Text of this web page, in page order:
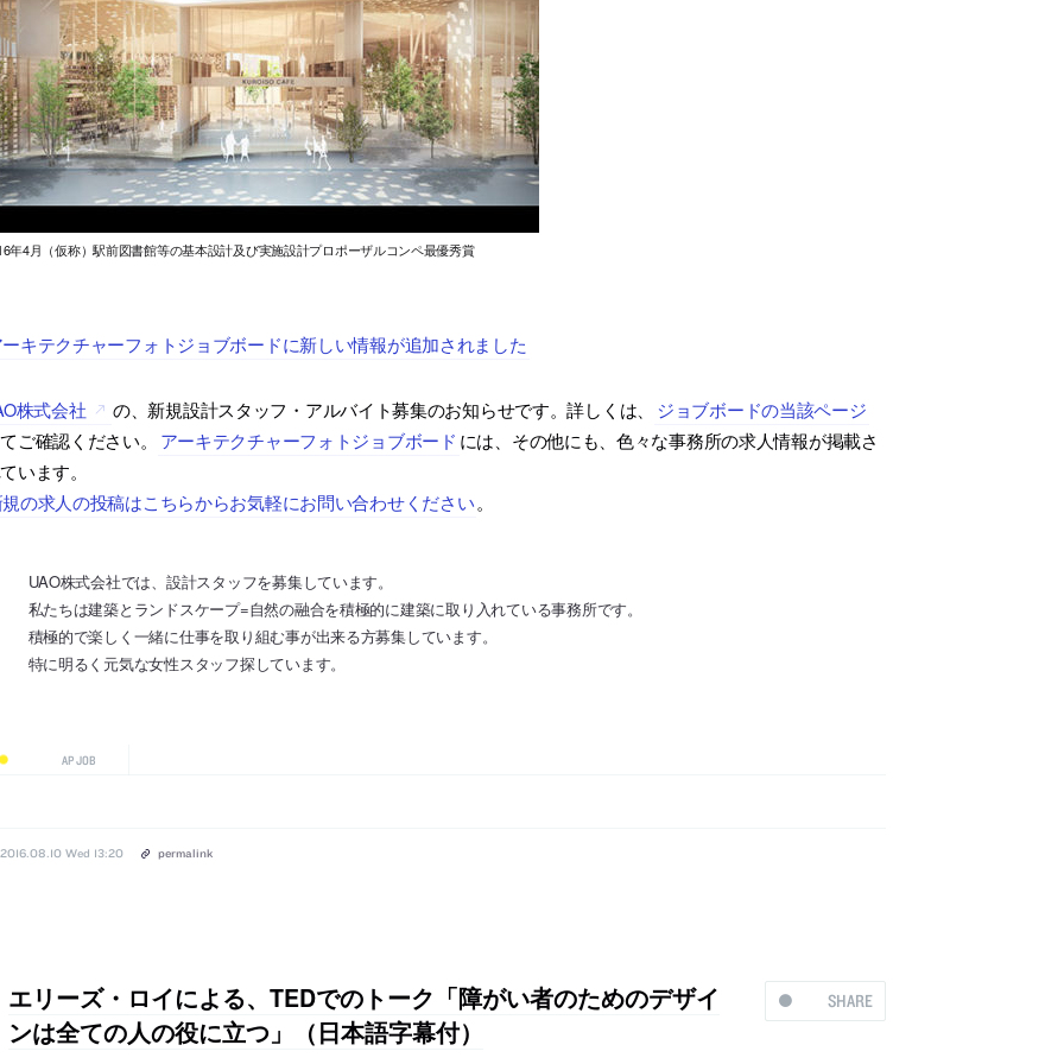
年4月（仮称）駅前図書館等の基本設計及び実施設計プロポーザルコンペ最優秀賞
キテクチャーフォトジョブボードに新しい情報が追加されました
株式会社 の、新規設計スタッフ・アルバイト募集のお知らせです。詳しくは、
ジョブボードの当該ページ
ご確認ください。
アーキテクチャーフォトジョブボード には、その他にも、色々な事務所の求人情報が掲載さ
います。
の求人の投稿はこちらからお気軽にお問い合わせください。
UAO株式会社では、設計スタッフを募集しています。
私たちは建築とランドスケープ=自然の融合を積極的に建築に取り入れている事務所です。
積極的で楽しく一緒に仕事を取り組む事が出来る方募集しています。
特に明るく元気な女性スタッフ探しています。
AP JOB
2016.08.10 Wed 13:20 permalink
SHARE
エリーズ・ロイによる、TEDでのトーク「障がい者のためのデザイ
ンは全ての人の役に立つ」（日本語字幕付）